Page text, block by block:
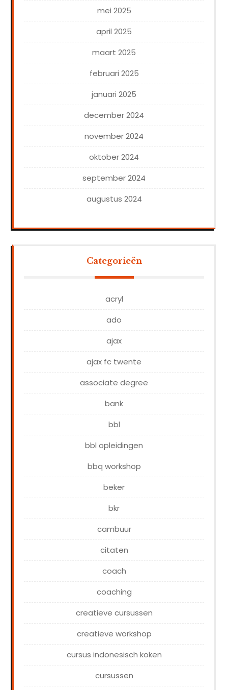
mei 2025
april 2025
maart 2025
februari 2025
januari 2025
december 2024
november 2024
oktober 2024
september 2024
augustus 2024
Categorieën
acryl
ado
ajax
ajax fc twente
associate degree
bank
bbl
bbl opleidingen
bbq workshop
beker
bkr
cambuur
citaten
coach
coaching
creatieve cursussen
creatieve workshop
cursus indonesisch koken
cursussen